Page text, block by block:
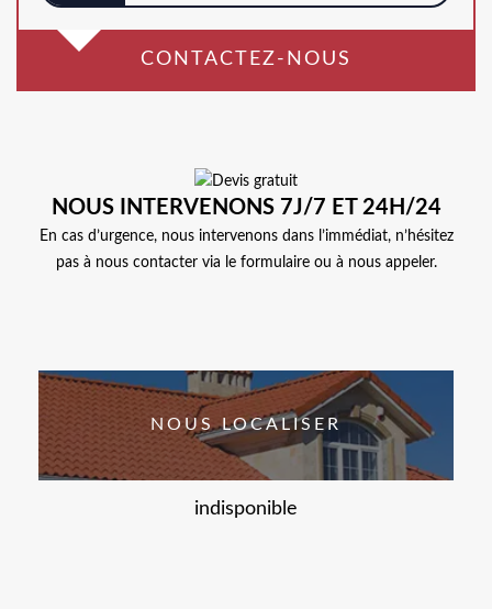
CONTACTEZ-NOUS
NOUS INTERVENONS 7J/7 ET 24H/24
En cas d’urgence, nous intervenons dans l’immédiat, n’hésitez
pas à nous contacter via le formulaire ou à nous appeler.
NOUS LOCALISER
indisponible